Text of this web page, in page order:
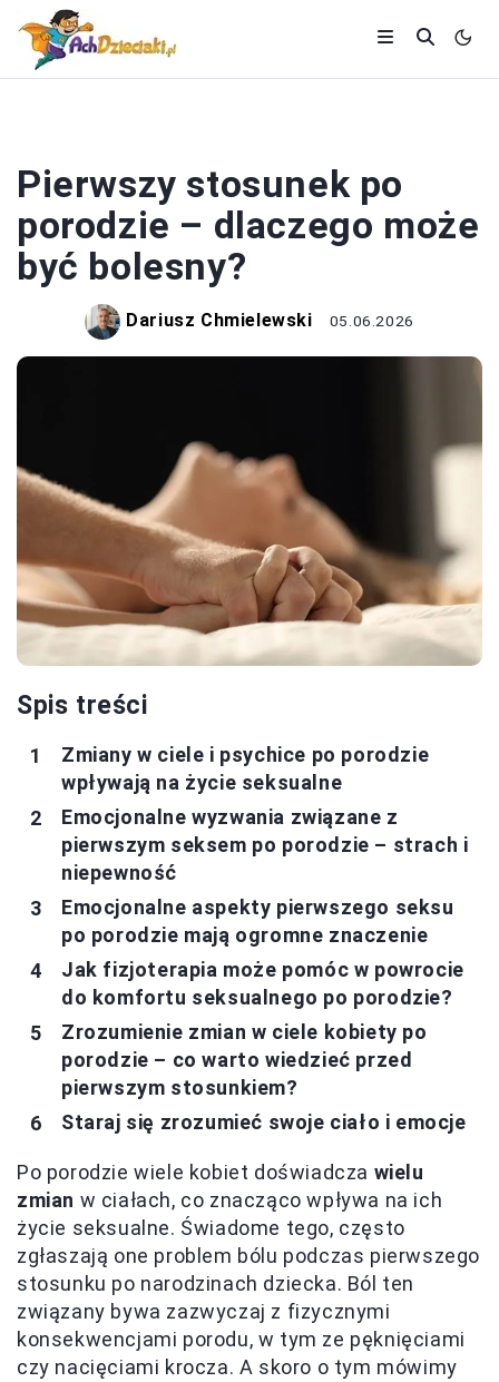
Pierwszy stosunek po
porodzie – dlaczego może
być bolesny?
Dariusz Chmielewski 05.06.2026
Spis treści
Zmiany w ciele i psychice po porodzie
wpływają na życie seksualne
Emocjonalne wyzwania związane z
pierwszym seksem po porodzie – strach i
niepewność
Emocjonalne aspekty pierwszego seksu
po porodzie mają ogromne znaczenie
Jak fizjoterapia może pomóc w powrocie
do komfortu seksualnego po porodzie?
Zrozumienie zmian w ciele kobiety po
porodzie – co warto wiedzieć przed
pierwszym stosunkiem?
Staraj się zrozumieć swoje ciało i emocje
Po porodzie wiele kobiet doświadcza wielu
zmian w ciałach, co znacząco wpływa na ich
życie seksualne. Świadome tego, często
zgłaszają one problem bólu podczas pierwszego
stosunku po narodzinach dziecka. Ból ten
związany bywa zazwyczaj z fizycznymi
konsekwencjami porodu, w tym ze pęknięciami
czy nacięciami krocza. A skoro o tym mówimy